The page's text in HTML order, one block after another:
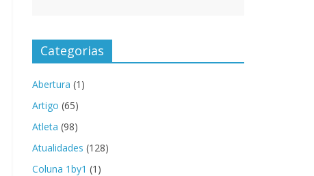
Categorias
Abertura (1)
Artigo (65)
Atleta (98)
Atualidades (128)
Coluna 1by1 (1)